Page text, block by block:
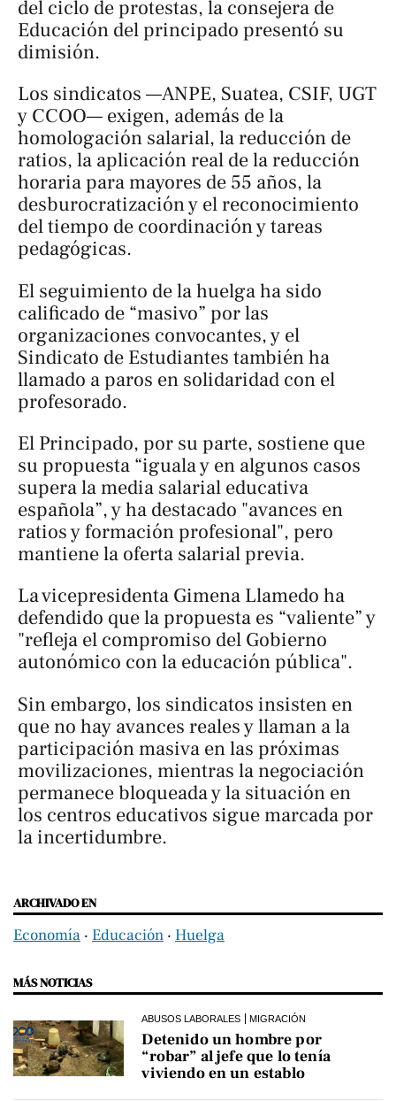
del ciclo de protestas, la consejera de
Educación del principado presentó su
dimisión.
Los sindicatos —ANPE, Suatea, CSIF, UGT
y CCOO— exigen, además de la
homologación salarial, la reducción de
ratios, la aplicación real de la reducción
horaria para mayores de 55 años, la
desburocratización y el reconocimiento
del tiempo de coordinación y tareas
pedagógicas.
El seguimiento de la huelga ha sido
calificado de “masivo” por las
organizaciones convocantes, y el
Sindicato de Estudiantes también ha
llamado a paros en solidaridad con el
profesorado.
El Principado, por su parte, sostiene que
su propuesta “iguala y en algunos casos
supera la media salarial educativa
española”, y ha destacado "avances en
ratios y formación profesional", pero
mantiene la oferta salarial previa.
La vicepresidenta Gimena Llamedo ha
defendido que la propuesta es “valiente” y
"refleja el compromiso del Gobierno
autonómico con la educación pública".
Sin embargo, los sindicatos insisten en
que no hay avances reales y llaman a la
participación masiva en las próximas
movilizaciones, mientras la negociación
permanece bloqueada y la situación en
los centros educativos sigue marcada por
la incertidumbre.
ARCHIVADO EN
Economía ‧ Educación ‧ Huelga
MÁS NOTICIAS
ABUSOS LABORALES MIGRACIÓN
Detenido un hombre por
“robar” al jefe que lo tenía
viviendo en un establo